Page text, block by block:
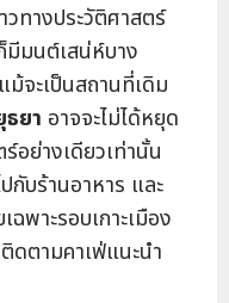
ทางประวัติศาสตร์
มีมนต์เสน่ห์บาง
ม้จะเป็นสถานที่เดิม
ธยา อาจจะไม่ได้หยุด
อย่างเดียวเท่านั้น
กับร้านอาหาร และ
พาะรอบเกาะเมือง
ดตามคาเฟ่แนะนำ